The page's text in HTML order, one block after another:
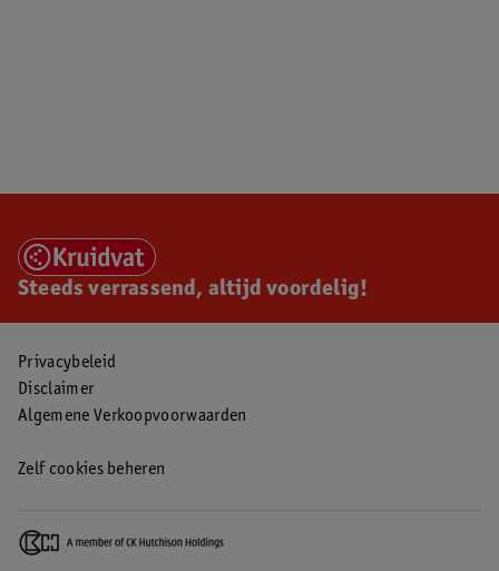
Steeds verrassend, altijd voordelig!
Privacybeleid
Disclaimer
Algemene Verkoopvoorwaarden
Zelf cookies beheren